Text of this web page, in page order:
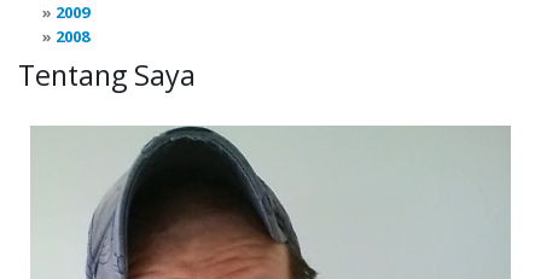
2009
2008
Tentang Saya